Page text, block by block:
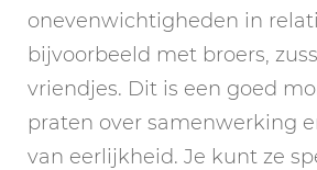
onevenwichtigheden in
bijvoorbeeld met broers,
vriendjes. Dit is een goed
praten over samenwerking
van eerlijkheid. Je kunt ze